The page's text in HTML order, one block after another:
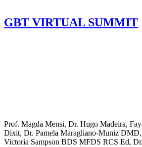
GBT VIRTUAL SUMMIT
Prof. Magda Mensi, Dr. Hugo Madeira,
Dixit, Dr. Pamela Maragliano-Muniz DMD,
Victoria Sampson BDS MFDS RCS Ed, Dr.